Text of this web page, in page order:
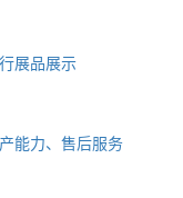
展品展示
能力、售后服务